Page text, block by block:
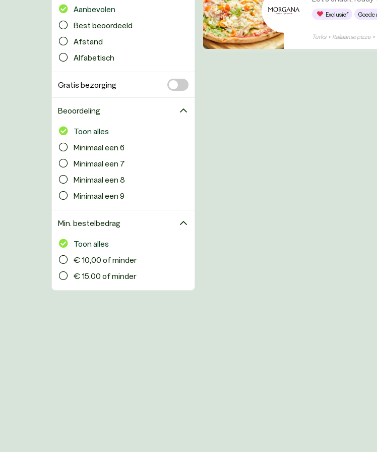
Aanbevolen
Best beoordeeld
Afstand
Alfabetisch
Gratis bezorging
Beoordeling
Toon alles
Minimaal een 6
Minimaal een 7
Minimaal een 8
Minimaal een 9
Min. bestelbedrag
Toon alles
€ 10,00 of minder
€ 15,00 of minder
Exclusief Goede
Turks • Italiaanse pizza •